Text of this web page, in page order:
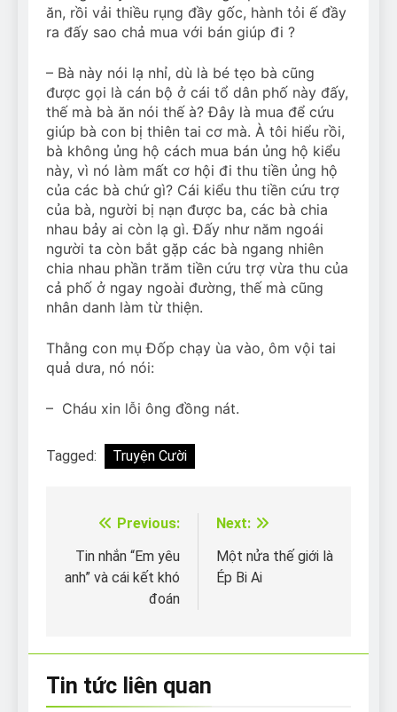
ăn, rồi vải thiều rụng đầy gốc, hành tỏi ế đầy
ra đấy sao chả mua với bán giúp đi ?
– Bà này nói lạ nhỉ, dù là bé tẹo bà cũng
được gọi là cán bộ ở cái tổ dân phố này đấy,
thế mà bà ăn nói thế à? Đây là mua để cứu
giúp bà con bị thiên tai cơ mà. À tôi hiểu rồi,
bà không ủng hộ cách mua bán ủng hộ kiểu
này, vì nó làm mất cơ hội đi thu tiền ủng hộ
của các bà chứ gì? Cái kiểu thu tiền cứu trợ
của bà, người bị nạn được ba, các bà chia
nhau bảy ai còn lạ gì. Đấy như năm ngoái
người ta còn bắt gặp các bà ngang nhiên
chia nhau phần trăm tiền cứu trợ vừa thu của
cả phố ở ngay ngoài đường, thế mà cũng
nhân danh làm từ thiện.
Thằng con mụ Đốp chạy ùa vào, ôm vội tai
quả dưa, nó nói:
– Cháu xin lỗi ông đồng nát.
Tagged: Truyện Cười
Điều
hướng
Previous:
Tin nhắn “Em yêu
anh” và cái kết khó
đoán
Next:
Một nửa thế giới là
Ép Bi Ai
Tin tức liên quan